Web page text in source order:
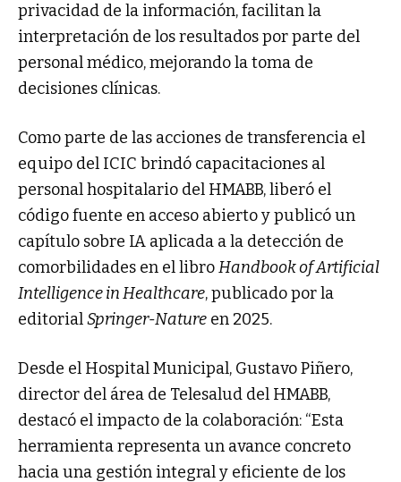
privacidad de la información, facilitan la
interpretación de los resultados por parte del
personal médico, mejorando la toma de
decisiones clínicas.
Como parte de las acciones de transferencia el
equipo del ICIC brindó capacitaciones al
personal hospitalario del HMABB, liberó el
código fuente en acceso abierto y publicó un
capítulo sobre IA aplicada a la detección de
comorbilidades en el libroHandbook of Artificial
Intelligence in Healthcare, publicado por la
editorialSpringer-Nature en 2025.
Desde el Hospital Municipal, Gustavo Piñero,
director del área de Telesalud del HMABB,
destacó el impacto de la colaboración: “Esta
herramienta representa un avance concreto
hacia una gestión integral y eficiente de los